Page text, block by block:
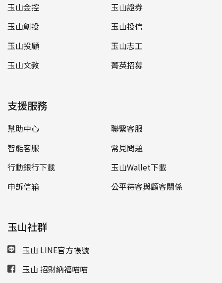
玉山金控
玉山證券
玉山創投
玉山投信
玉山投顧
玉山志工
玉山文教
菁英招募
支援服務
幫助中心
聯繫客服
智能客服
常見問題
行動銀行下載
玉山Wallet下載
申訴信箱
公平待客與顧客關係
玉山社群
玉山 LINE官方帳號
玉山 招財納福喵喵